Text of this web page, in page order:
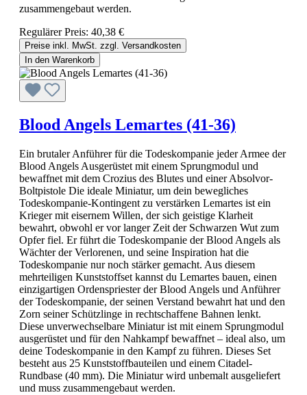
zusammengebaut werden.
Regulärer Preis: 40,38 €
Preise inkl. MwSt. zzgl. Versandkosten
In den Warenkorb
Blood Angels Lemartes (41-36)
Ein brutaler Anführer für die Todeskompanie jeder Armee der
Blood Angels Ausgerüstet mit einem Sprungmodul und
bewaffnet mit dem Crozius des Blutes und einer Absolvor-
Boltpistole Die ideale Miniatur, um dein bewegliches
Todeskompanie-Kontingent zu verstärken Lemartes ist ein
Krieger mit eisernem Willen, der sich geistige Klarheit
bewahrt, obwohl er vor langer Zeit der Schwarzen Wut zum
Opfer fiel. Er führt die Todeskompanie der Blood Angels als
Wächter der Verlorenen, und seine Inspiration hat die
Todeskompanie nur noch stärker gemacht. Aus diesem
mehrteiligen Kunststoffset kannst du Lemartes bauen, einen
einzigartigen Ordenspriester der Blood Angels und Anführer
der Todeskompanie, der seinen Verstand bewahrt hat und den
Zorn seiner Schützlinge in rechtschaffene Bahnen lenkt.
Diese unverwechselbare Miniatur ist mit einem Sprungmodul
ausgerüstet und für den Nahkampf bewaffnet – ideal also, um
deine Todeskompanie in den Kampf zu führen. Dieses Set
besteht aus 25 Kunststoffbauteilen und einem Citadel-
Rundbase (40 mm). Die Miniatur wird unbemalt ausgeliefert
und muss zusammengebaut werden.